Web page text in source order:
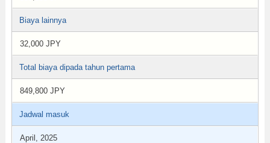
Biaya lainnya
32,000 JPY
Total biaya dipada tahun pertama
849,800 JPY
Jadwal masuk
April, 2025